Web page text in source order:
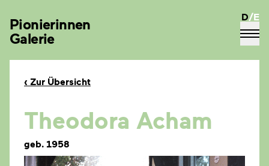
Pionierinnen
Galerie
D/E
‹ Zur Übersicht
Theodora Acham
geb. 1958